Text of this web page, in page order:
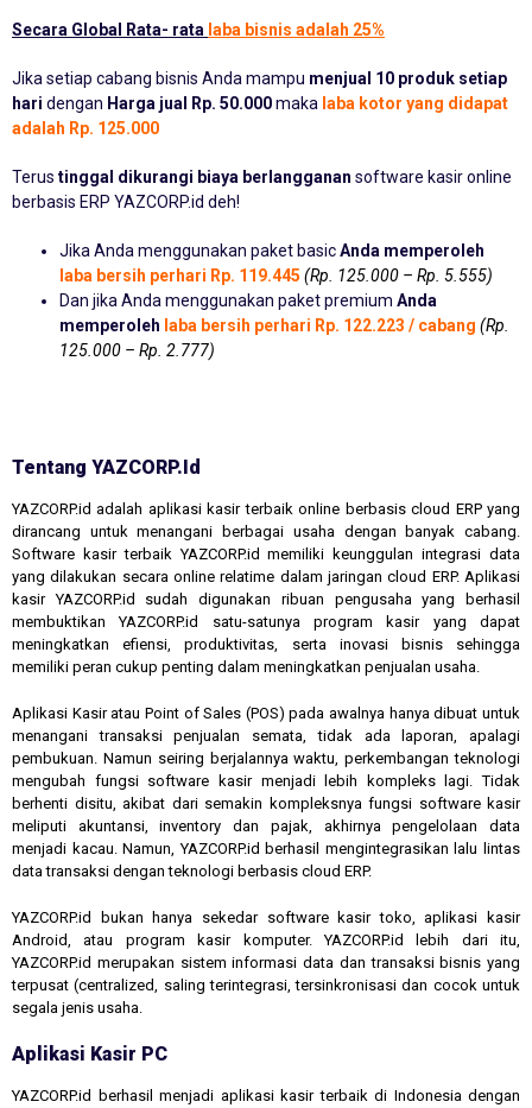
Secara Global Rata- rata laba bisnis adalah 25%
Jika setiap cabang bisnis Anda mampu menjual 10 produk setiap
hari dengan Harga jual Rp. 50.000maka laba kotor yang didapat
adalah Rp. 125.000
Terus tinggal dikurangi biaya berlangganan software kasir online
berbasis ERP YAZCORP.id deh!
Jika Anda menggunakan paket basicAnda memperoleh
laba bersih perhari Rp. 119.445 (Rp. 125.000 – Rp. 5.555)
Dan jika Anda menggunakan paket premium Anda
memperoleh laba bersih perhari Rp. 122.223 / cabang (Rp.
125.000 – Rp. 2.777)
Tentang YAZCORP.id
YAZCORP.id adalah aplikasi kasir terbaik online berbasis cloud ERP yang
dirancang untuk menangani berbagai usaha dengan banyak cabang.
Software kasir terbaik YAZCORP.id memiliki keunggulan integrasi data
yang dilakukan secara online relatime dalam jaringan cloud ERP. Aplikasi
kasir YAZCORP.id sudah digunakan ribuan pengusaha yang berhasil
membuktikan YAZCORP.id satu-satunya program kasir yang dapat
meningkatkan efiensi, produktivitas, serta inovasi bisnis sehingga
memiliki peran cukup penting dalam meningkatkan penjualan usaha.
Aplikasi Kasir atau Point of Sales (POS) pada awalnya hanya dibuat untuk
menangani transaksi penjualan semata, tidak ada laporan, apalagi
pembukuan. Namun seiring berjalannya waktu, perkembangan teknologi
mengubah fungsi software kasir menjadi lebih kompleks lagi. Tidak
berhenti disitu, akibat dari semakin kompleksnya fungsi software kasir
meliputi akuntansi, inventory dan pajak, akhirnya pengelolaan data
menjadi kacau. Namun, YAZCORP.id berhasil mengintegrasikan lalu lintas
data transaksi dengan teknologi berbasis cloud ERP.
YAZCORP.id bukan hanya sekedar software kasir toko, aplikasi kasir
Android, atau program kasir komputer. YAZCORP.id lebih dari itu,
YAZCORP.id merupakan sistem informasi data dan transaksi bisnis yang
terpusat (centralized, saling terintegrasi, tersinkronisasi dan cocok untuk
segala jenis usaha.
Aplikasi Kasir PC
YAZCORP.id berhasil menjadi aplikasi kasir terbaik di Indonesia dengan